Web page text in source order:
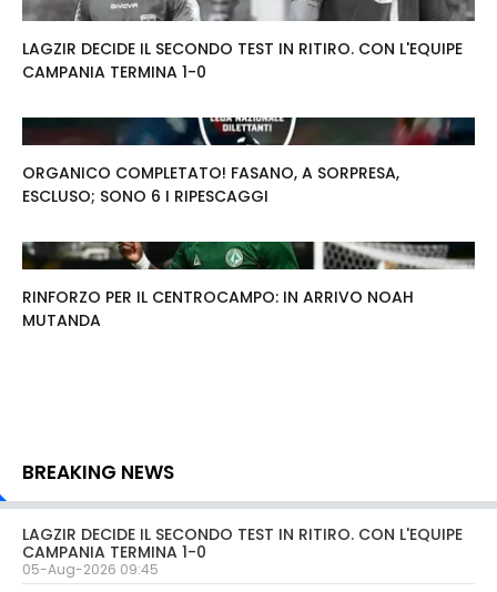
LAGZIR DECIDE IL SECONDO TEST IN RITIRO. CON L'EQUIPE
CAMPANIA TERMINA 1-0
ORGANICO COMPLETATO! FASANO, A SORPRESA,
ESCLUSO; SONO 6 I RIPESCAGGI
RINFORZO PER IL CENTROCAMPO: IN ARRIVO NOAH
MUTANDA
BREAKING NEWS
LAGZIR DECIDE IL SECONDO TEST IN RITIRO. CON L'EQUIPE
CAMPANIA TERMINA 1-0
05-Aug-2026 09:45